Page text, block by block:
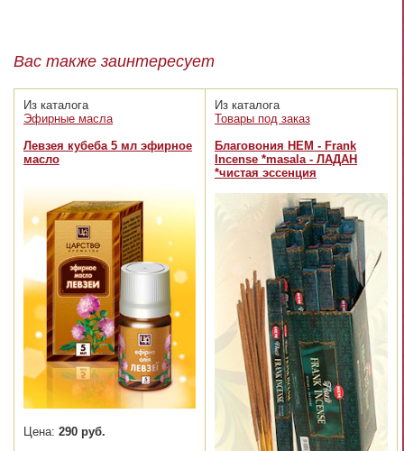
Вас также заинтересует
Из каталога
Эфирные масла
Левзея кубеба 5 мл эфирное
масло
Цена: 290 руб.
Из каталога
Товары под заказ
Благовония HEM - Frank
Incense *masala - ЛАДАН
*чистая эссенция